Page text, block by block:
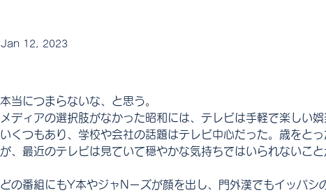
Jan 12, 2023
本当につまらないな、と思う。
メディアの選択肢がなかった昭和には、テレビは手軽で楽しい
いくつもあり、学校や会社の話題はテレビ中心だった。歳をと
が、最近のテレビは見ていて穏やかな気持ちではいられないこと
どの番組にもY本やジャNーズが顔を出し、門外漢でもイッパシ